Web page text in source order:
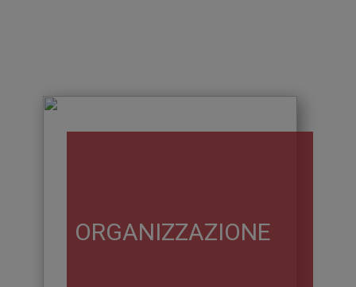
ORGANIZZAZIONE